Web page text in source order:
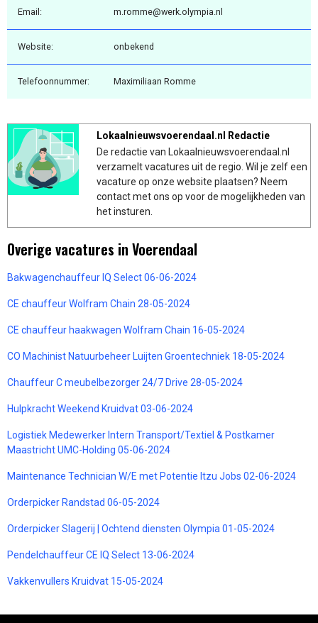
Email: m.romme@werk.olympia.nl
Website: onbekend
Telefoonnummer: Maximiliaan Romme
Lokaalnieuwsvoerendaal.nl Redactie
De redactie van Lokaalnieuwsvoerendaal.nl
verzamelt vacatures uit de regio. Wil je zelf een
vacature op onze website plaatsen? Neem
contact met ons op voor de mogelijkheden van
het insturen.
Overige vacatures in Voerendaal
Bakwagenchauffeur IQ Select 06-06-2024
CE chauffeur Wolfram Chain 28-05-2024
CE chauffeur haakwagen Wolfram Chain 16-05-2024
CO Machinist Natuurbeheer Luijten Groentechniek 18-05-2024
Chauffeur C meubelbezorger 24/7 Drive 28-05-2024
Hulpkracht Weekend Kruidvat 03-06-2024
Logistiek Medewerker Intern Transport/Textiel & Postkamer
Maastricht UMC-Holding 05-06-2024
Maintenance Technician W/E met Potentie Itzu Jobs 02-06-2024
Orderpicker Randstad 06-05-2024
Orderpicker Slagerij | Ochtend diensten Olympia 01-05-2024
Pendelchauffeur CE IQ Select 13-06-2024
Vakkenvullers Kruidvat 15-05-2024